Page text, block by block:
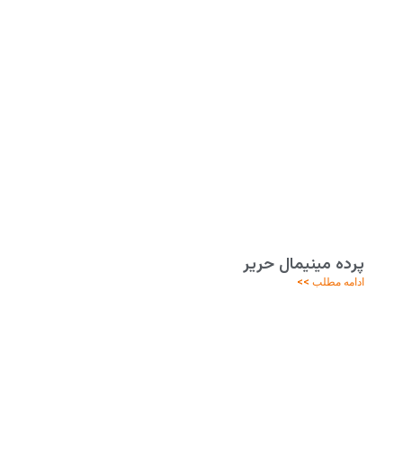
پرده مینیمال حریر
ادامه مطلب >>